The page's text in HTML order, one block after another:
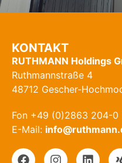
KONTAKT
RUTHMANN Holdings
Ruthmannstraße 4
48712 Gescher-
Fon +49 (0)2863 204-0
E-Mail: